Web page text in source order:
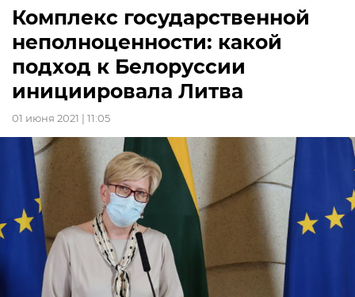
Комплекс государственной
неполноценности: какой
подход к Белоруссии
инициировала Литва
01 июня 2021 | 11:05